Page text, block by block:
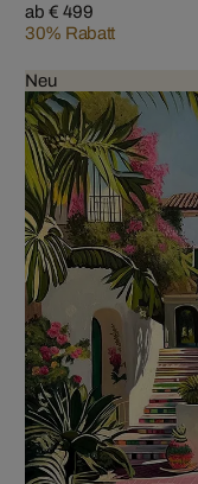
ab € 499
30% Rabatt
Neu